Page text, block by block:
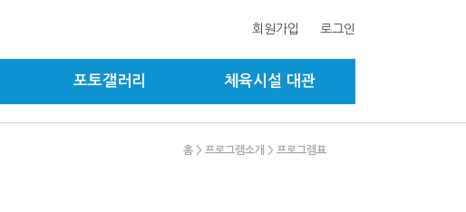
회원가입 로그인
포토갤러리 체육시설 대관
홈 > 프로그램소개 > 프로그램표